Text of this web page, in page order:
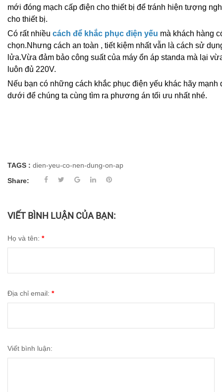
mới đóng mạch cấp điện cho thiết bị để tránh hiện tượng
cho thiết bị.
Có rất nhiều cách để khắc phục điện yếu mà khách hàng
chọn.Nhưng cách an toàn , tiết kiệm nhất vẫn là cách sử
lửa.Vừa đảm bảo công suất của máy ổn áp standa mà lại
luôn đủ 220V.
Nếu bạn có những cách khắc phục điện yếu khác hãy mạnh
dưới để chúng ta cùng tìm ra phương án tối ưu nhất nhé.
TAGS : dien-yeu-co-nen-dung-on-ap
Share:
VIẾT BÌNH LUẬN CỦA BẠN:
Họ và tên: *
Địa chỉ email: *
Viết bình luận: